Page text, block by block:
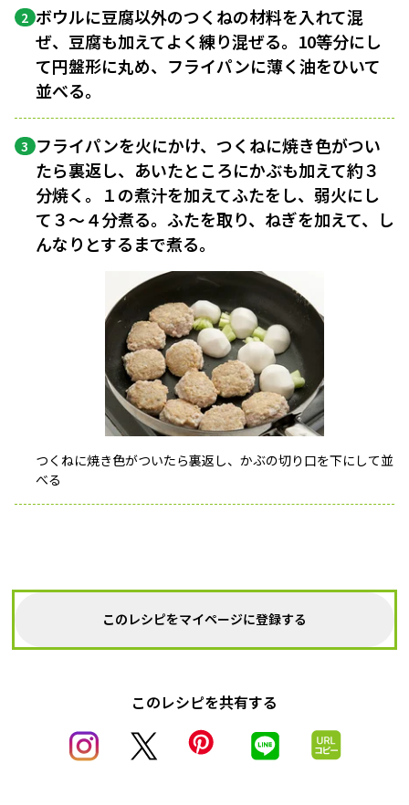
2 ボウルに豆腐以外のつくねの材料を入れて混
ぜ、豆腐も加えてよく練り混ぜる。10等分にし
て円盤形に丸め、フライパンに薄く油をひいて
並べる。
3 フライパンを火にかけ、つくねに焼き色がつい
たら裏返し、あいたところにかぶも加えて約３
分焼く。１の煮汁を加えてふたをし、弱火にし
て３〜４分煮る。ふたを取り、ねぎを加えて、し
んなりとするまで煮る。
つくねに焼き色がついたら裏返し、かぶの切り口を下にして並
べる
このレシピをマイページに登録する
このレシピを共有する